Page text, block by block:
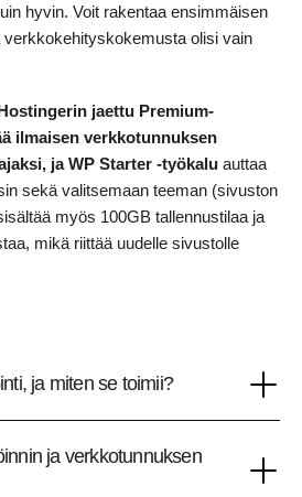
hyvin. Voit rakentaa ensimmäisen
olisi vain
Hostingerin jaettu Premium-
ilmaisen verkkotunnuksen
ja WP Starter -työkalu auttaa
sekä valitsemaan teeman (sivuston
myös 100GB tallennustilaa ja
mikä riittää uudelle sivustolle
ja miten se toimii?
ja verkkotunnuksen